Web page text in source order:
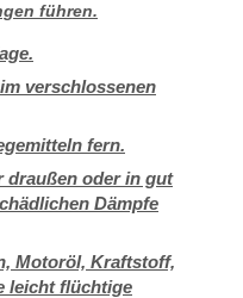
führen.
verschlossenen
fern.
draußen oder in gut
Dämpfe
Motoröl, Kraftstoff,
leicht flüchtige